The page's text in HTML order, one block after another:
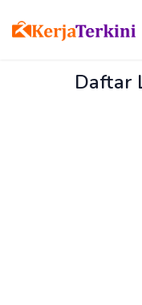
Daftar